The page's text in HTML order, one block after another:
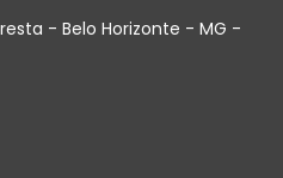
- Belo Horizonte - MG -